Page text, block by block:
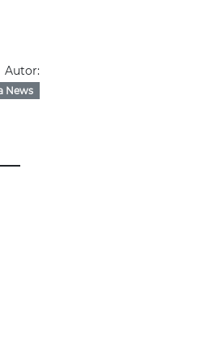
Autor:
News